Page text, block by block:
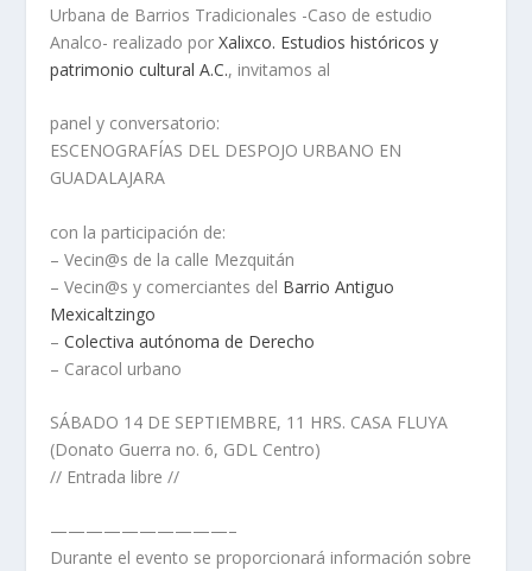
Urbana de Barrios Tradicionales -Caso de estudio
Analco- realizado porXalixco. Estudios históricos y
patrimonio cultural A.C., invitamos al
panel y conversatorio:
ESCENOGRAFÍAS DEL DESPOJO URBANO EN
GUADALAJARA
con la participación de:
– Vecin@s de la calle Mezquitán
– Vecin@s y comerciantes del Barrio Antiguo
Mexicaltzingo
–Colectiva autónoma de Derecho
– Caracol urbano
SÁBADO 14 DE SEPTIEMBRE, 11 HRS. CASA FLUYA
(Donato Guerra no. 6, GDL Centro)
// Entrada libre //
——————————–
Durante el evento se proporcionará información sobre